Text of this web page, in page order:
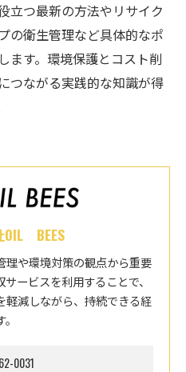
立つ最新の方法やリサイク
の衛生管理など具体的なポ
ます。環境保護とコスト削
つながる実践的な知識が得
BEES
理や環境対策の観点から重要
ービスを利用することで、
軽減しながら、持続できる経
0031